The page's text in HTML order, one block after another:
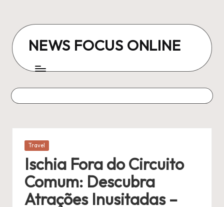
content
NEWS FOCUS ONLINE
Posted
Travel
Ischia Fora do Circuito
Comum: Descubra
Atrações Inusitadas –